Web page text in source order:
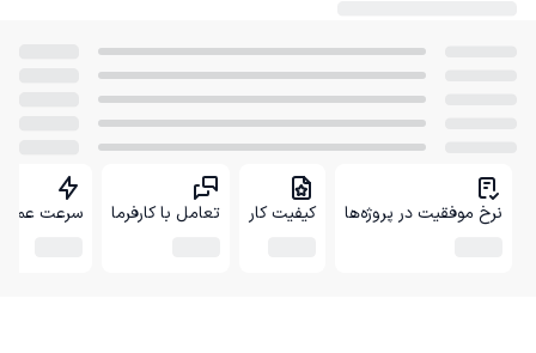
نرخ موفقیت در پروژه‌ها کیفیت کار تعامل با کارفرما سرعت عمل